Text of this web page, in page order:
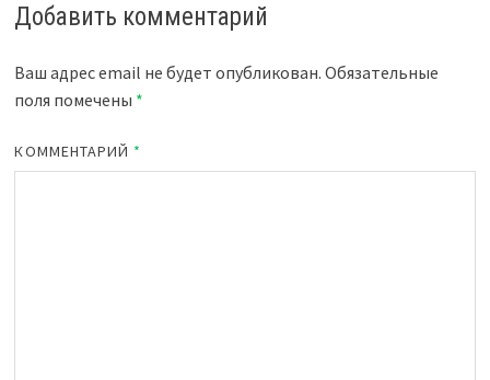
Добавить комментарий
Ваш адрес email не будет опубликован. Обязательные
поля помечены *
КОММЕНТАРИЙ *